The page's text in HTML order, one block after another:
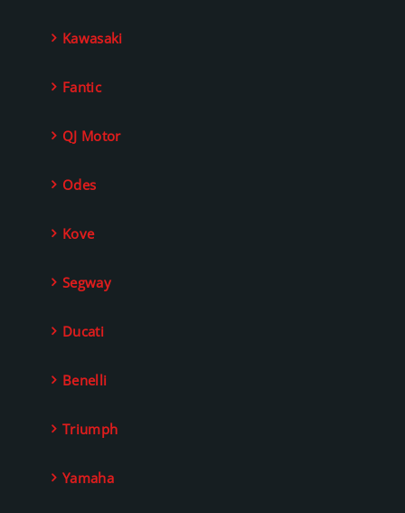
Kawasaki
Fantic
QJ Motor
Odes
Kove
Segway
Ducati
Benelli
Triumph
Yamaha